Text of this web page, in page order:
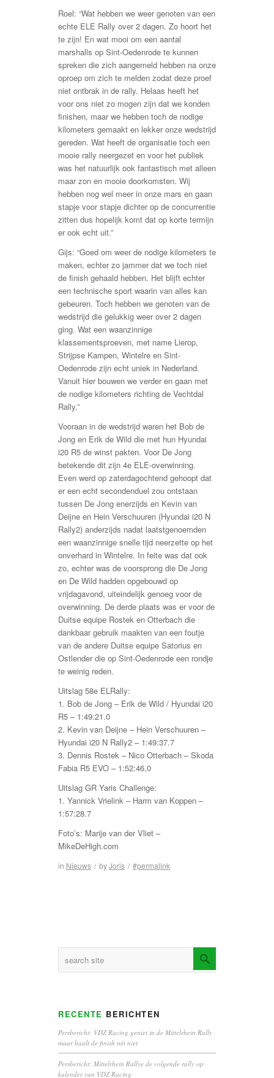
Roel: “Wat hebben we weer genoten van een
echte ELE Rally over 2 dagen. Zo hoort het
te zijn! En wat mooi om een aantal
marshalls op Sint-Oedenrode te kunnen
spreken die zich aangemeld hebben na onze
oproep om zich te melden zodat deze proef
niet ontbrak in de rally. Helaas heeft het
voor ons niet zo mogen zijn dat we konden
finishen, maar we hebben toch de nodige
kilometers gemaakt en lekker onze wedstrijd
gereden. Wat heeft de organisatie toch een
mooie rally neergezet en voor het publiek
was het natuurlijk ook fantastisch met alleen
maar zon en mooie doorkomsten. Wij
hebben nog wel meer in onze mars en gaan
stapje voor stapje dichter op de concurrentie
zitten dus hopelijk komt dat op korte termijn
er ook echt uit.”
Gijs: “Goed om weer de nodige kilometers te
maken, echter zo jammer dat we toch niet
de finish gehaald hebben. Het blijft echter
een technische sport waarin van alles kan
gebeuren. Toch hebben we genoten van de
wedstrijd die gelukkig weer over 2 dagen
ging. Wat een waanzinnige
klassementsproeven, met name Lierop,
Strijpse Kampen, Wintelre en Sint-
Oedenrode zijn echt uniek in Nederland.
Vanuit hier bouwen we verder en gaan met
de nodige kilometers richting de Vechtdal
Rally.”
Vooraan in de wedstrijd waren het Bob de
Jong en Erik de Wild die met hun Hyundai
i20 R5 de winst pakten. Voor De Jong
betekende dit zijn 4e ELE-overwinning.
Even werd op zaterdagochtend gehoopt dat
er een echt secondenduel zou ontstaan
tussen De Jong enerzijds en Kevin van
Deijne en Hein Verschuuren (Hyundai i20 N
Rally2) anderzijds nadat laatstgenoemden
een waanzinnige snelle tijd neerzette op het
onverhard in Wintelre. In feite was dat ook
zo, echter was de voorsprong die De Jong
en De Wild hadden opgebouwd op
vrijdagavond, uiteindelijk genoeg voor de
overwinning. De derde plaats was er voor de
Duitse equipe Rostek en Otterbach die
dankbaar gebruik maakten van een foutje
van de andere Duitse equipe Satorius en
Ostlender die op Sint-Oedenrode een rondje
te weinig reden.
Uitslag 58e ELRally:
1. Bob de Jong – Erik de Wild / Hyundai i20
R5 – 1:49:21.0
2. Kevin van Deijne – Hein Verschuuren –
Hyundai i20 N Rally2 – 1:49:37.7
3. Dennis Rostek – Nico Otterbach – Skoda
Fabia R5 EVO – 1:52:46,0
Uitslag GR Yaris Challenge:
1. Yannick Vrielink – Harm van Koppen –
1:57:28.7
Foto’s: Marije van der Vliet –
MikeDeHigh.com
in Nieuws / byJoris / #permalink
RECENTE BERICHTEN
Persbericht: VDZ Racing geniet in de Mittelrhein Rally
maar haalt de finish nét niet
Persbericht: Mittelrhein Rallye de volgende rally op
kalender van VDZ Racing